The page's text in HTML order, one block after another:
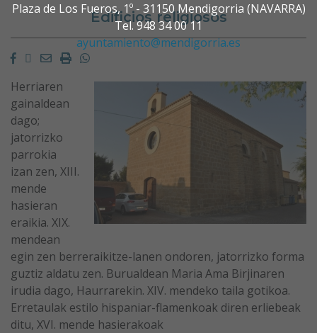
Plaza de Los Fueros, 1º - 31150 Mendigorria (NAVARRA)
Tel. 948 34 00 11
ayuntamiento@mendigorria.es
Edificios religiosos
Facebook
Twitter
EmailImprimirWhatsapp
Herriaren
gainaldean
dago;
jatorrizko
parrokia
izan zen, XIII.
mende
hasieran
eraikia. XIX.
mendean
egin zen berreraikitze-lanen ondoren, jatorrizko forma
guztiz aldatu zen. Burualdean Maria Ama Birjinaren
irudia dago, Haurrarekin. XIV. mendeko taila gotikoa.
Erretaulak estilo hispaniar-flamenkoak diren erliebeak
ditu, XVI. mende hasierakoak